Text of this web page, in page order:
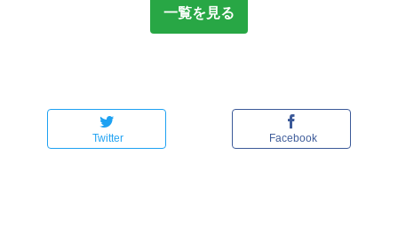
一覧を見る
Twitter Facebook